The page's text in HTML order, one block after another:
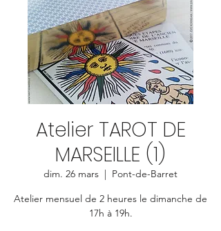
Atelier TAROT DE
MARSEILLE (1)
dim. 26 mars
  |
Pont-de-Barret
Atelier mensuel de 2 heures le dimanche de
17h à 19h.